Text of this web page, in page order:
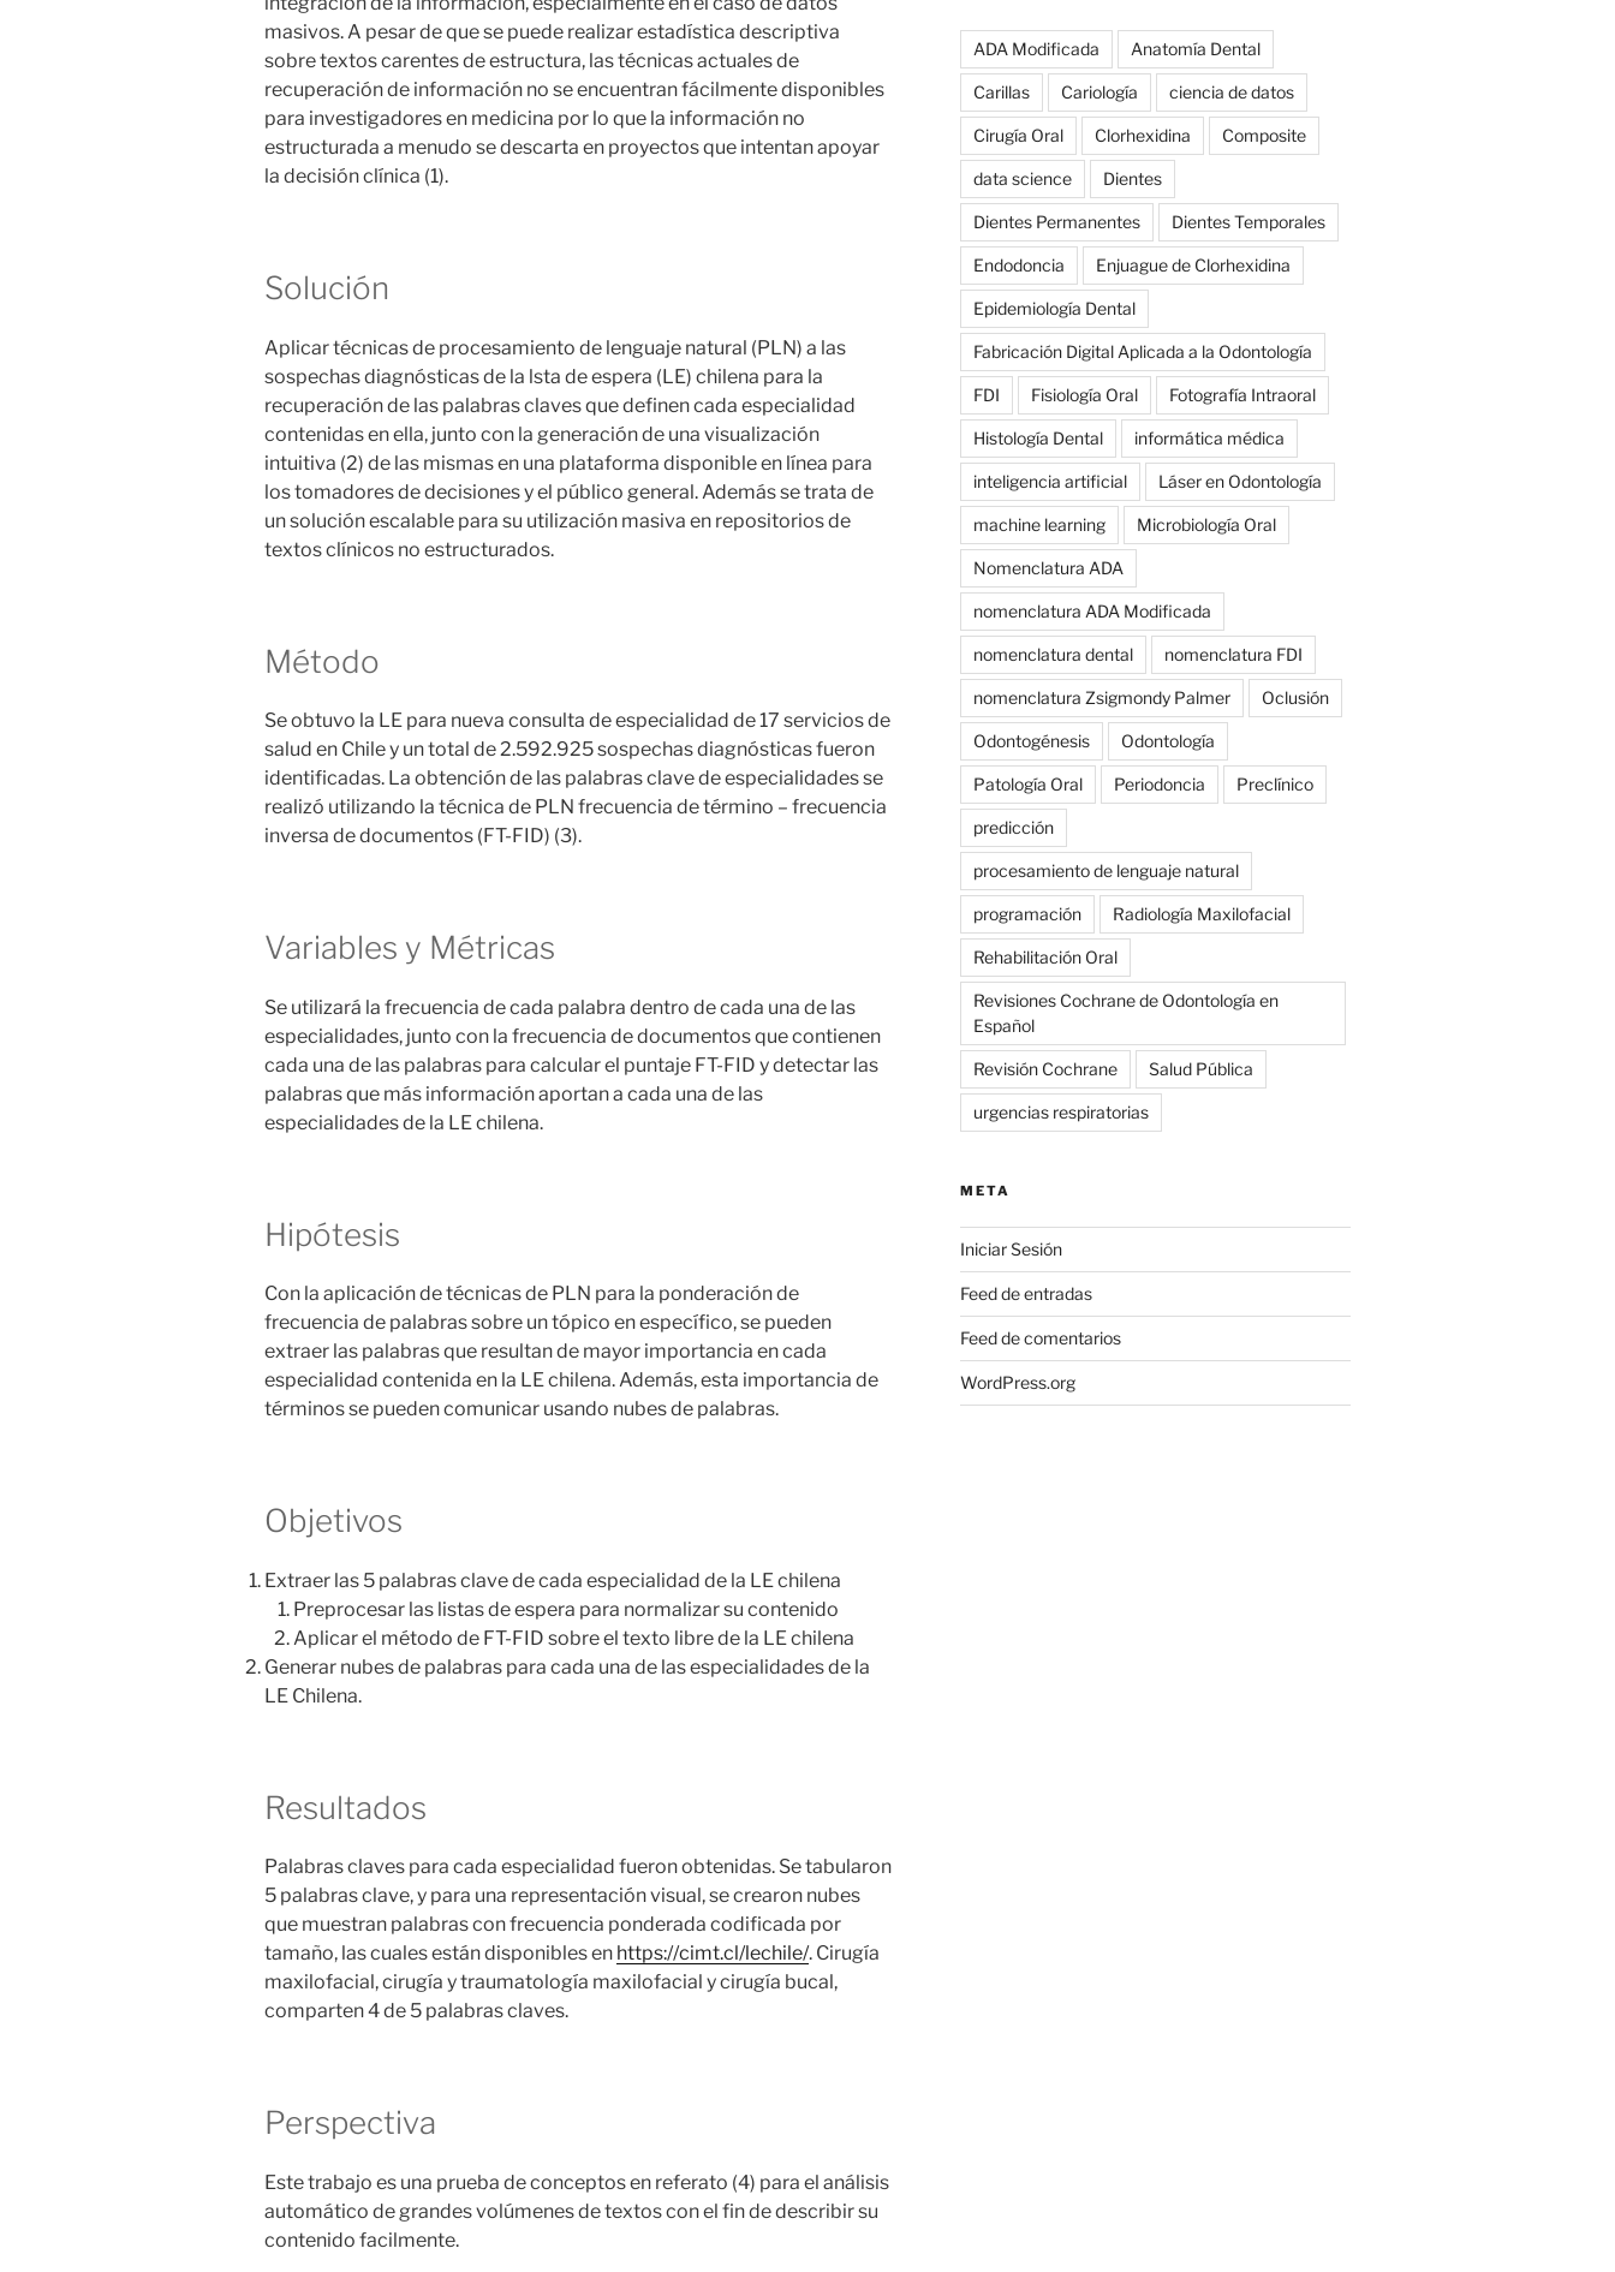
masivos. A pesar de que se puede realizar estadística descriptiva
sobre textos carentes de estructura, las técnicas actuales de
recuperación de información no se encuentran fácilmente disponibles
para investigadores en medicina por lo que la información no
estructurada a menudo se descarta en proyectos que intentan apoyar
la decisión clínica (1)⁠.
Solución
Aplicar técnicas de procesamiento de lenguaje natural (PLN) a las
sospechas diagnósticas de la lsta de espera (LE) chilena para la
recuperación de las palabras claves que definen cada especialidad
contenidas en ella, junto con la generación de una visualización
intuitiva (2)⁠ de las mismas en una plataforma disponible en línea para
los tomadores de decisiones y el público general. Además se trata de
un solución escalable para su utilización masiva en repositorios de
textos clínicos no estructurados.
Método
Se obtuvo la LE para nueva consulta de especialidad de 17 servicios de
salud en Chile y un total de 2.592.925 sospechas diagnósticas fueron
identificadas. La obtención de las palabras clave de especialidades se
realizó utilizando la técnica de PLN frecuencia de término – frecuencia
inversa de documentos (FT-FID) (3)⁠.
Variables y Métricas
Se utilizará la frecuencia de cada palabra dentro de cada una de las
especialidades, junto con la frecuencia de documentos que contienen
cada una de las palabras para calcular el puntaje FT-FID y detectar las
palabras que más información aportan a cada una de las
especialidades de la LE chilena.
Hipótesis
Con la aplicación de técnicas de PLN para la ponderación de
frecuencia de palabras sobre un tópico en específico, se pueden
extraer las palabras que resultan de mayor importancia en cada
especialidad contenida en la LE chilena. Además, esta importancia de
términos se pueden comunicar usando nubes de palabras.
Objetivos
Extraer las 5 palabras clave de cada especialidad de la LE chilena
Preprocesar las listas de espera para normalizar su contenido
Aplicar el método de FT-FID sobre el texto libre de la LE chilena
Generar nubes de palabras para cada una de las especialidades de la
LE Chilena.
Resultados
Palabras claves para cada especialidad fueron obtenidas. Se tabularon
5 palabras clave, y para una representación visual, se crearon nubes
que muestran palabras con frecuencia ponderada codificada por
tamaño, las cuales están disponibles en https://cimt.cl/lechile/. Cirugía
maxilofacial, cirugía y traumatología maxilofacial y cirugía bucal,
comparten 4 de 5 palabras claves.
Perspectiva
Este trabajo es una prueba de conceptos en referato (4)⁠ para el análisis
automático de grandes volúmenes de textos con el fin de describir su
contenido facilmente.
ADA Modificada Anatomía Dental
Carillas Cariología ciencia de datos
Cirugía Oral Clorhexidina Composite
data science Dientes
Dientes Permanentes Dientes Temporales
Endodoncia Enjuague de Clorhexidina
Epidemiología Dental
Fabricación Digital Aplicada a la Odontología
FDI Fisiología Oral Fotografía Intraoral
Histología Dental informática médica
inteligencia artificial Láser en Odontología
machine learning Microbiología Oral
Nomenclatura ADA
nomenclatura ADA Modificada
nomenclatura dental nomenclatura FDI
nomenclatura Zsigmondy Palmer Oclusión
Odontogénesis Odontología
Patología Oral Periodoncia Preclínico
predicción
procesamiento de lenguaje natural
programación Radiología Maxilofacial
Rehabilitación Oral
Revisiones Cochrane de Odontología en
Español
Revisión Cochrane Salud Pública
urgencias respiratorias
META
Iniciar Sesión
Feed de entradas
Feed de comentarios
WordPress.org